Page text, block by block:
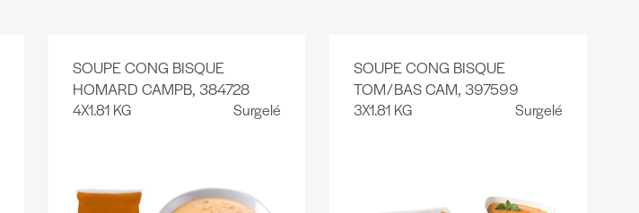
SOUPE CONG BISQUE
HOMARD CAMPB, 384728
4X1.81 KG Surgelé
SOUPE CONG BISQUE
TOM/BAS CAM, 397599
3X1.81 KG Surgelé